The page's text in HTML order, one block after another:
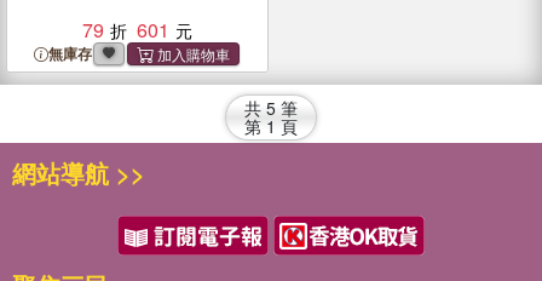
79
601
無庫存
共 5 筆
第 1 頁
網站導航 >>